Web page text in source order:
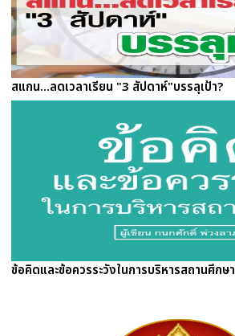
สแกน...ลดเวลาเรียน "3 สัปดาห์"บรรลุเป้า?
ข้อคิดและข้อควรระวังในการบริหารสถานศึกษา